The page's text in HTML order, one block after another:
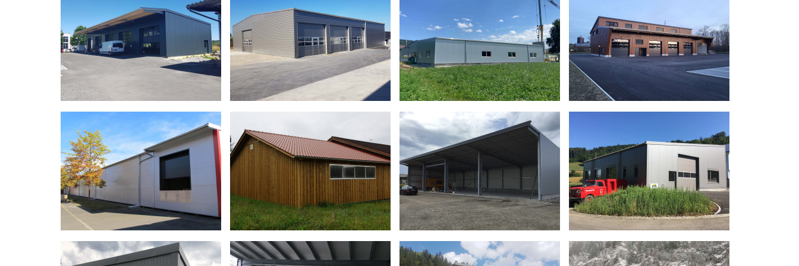
Bauherr
Demas AG
Verwendung
Mehrzweckgebäude
Konstruktion
Stahl-BSH
Grösse
41.00 m x 30.00 m
Valentin Schweitzer
Bauzeit
Februar 2025 - Juni 2025
Fertigstellung
Sommer 2025
Lagerhalle mit Wohnteil
Bauherr
Murer Eric
Verwendung
Lagerhalle mit Wohnteil
Konstruktion
Halle Stahlbau, Wohnteil Holzbau
Grösse
35.50 m x 15.00 m
Berater
Christoph Uhr
Bauzeit
März 2025 - Mai 2025
Fertigstellung Sommer 2025
Bauherr
Ceramicas Surselva AG
Verwendung
Lagerhalle
Konstruktion
Stahl-Stahl
Grösse
30.52 m x 14.96 m
Berater
Renzo Giovanoli
Bauzeit
Oktober'24 - Januar'25
Fertigstellung
Winter 2025
Bauherr
Regio Work GmbH
Verwendung
Lagerhalle
Konstruktion
Stahl - Stahl
Grösse
45.00 m x 24.00 m
Berater
Peter Zaugg
Bauzeit
Fertigstellung
Sommer 2024
Werkhalle
Bauherr
Moto Kaufmann
Verwendung
Werkhalle
Konstruktion
Stahl - BSH
Grösse
30.00 m x 10.00 m
Berater
Peter Zaugg
Bauzeit
April 2022 - Mai 2022
Fertigstellung
Frühling 2022
Werkhofhalle
Bauherr
Trüssel AG
Werkhofhalle
Konstruktion
Stahl-Stahl
Grösse
26.00 m x 20.00 m
Berater
Peter Zaugg
Bauzeit
Juni 2023 - Juli 2023
Fertigstellung
Sommer 2023
Anbau Lagerhalle
Bauherr
Garage Hunziker AG
Verwendung
Anbau Lagerhalle
Konstruktion
Grösse
25.00 m x 13.00 m
Berater
Christoph Uhr
Bauzeit
Juli 2023
Fertigstellung
Herbst 2023
Bauherr
Gemeinde Echichens
Verwendung
Werkhof
Konstruktion
Stahl - BSH Rahmen
Grösse
14.00 m x 33.00 m
Berater
Valentin Schweitzer
Bauzeit
November 2023 - März 2024
Fertigstellung
Frühling 2024
Lagerhalle Lagerhalle Lagerhalle Werkstatt für Oldtimer